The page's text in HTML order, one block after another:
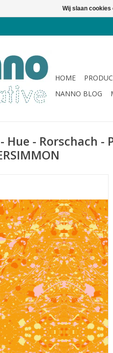
HOME
NANNO BLOG
Hue - Rorschach -
Wij slaan cookies